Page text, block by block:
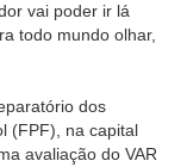
vai poder ir lá
todo mundo olhar,
dos
(FPF), na capital
avaliação do VAR